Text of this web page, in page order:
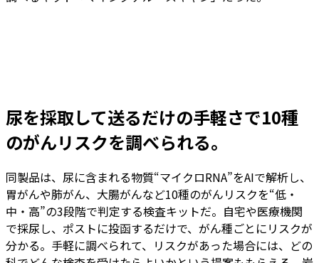
尿を採取して送るだけの手軽さで10種
のがんリスクを調べられる。
同製品は、尿に含まれる物質“マイクロRNA”をAIで解析し、
胃がんや肺がん、大腸がんなど10種のがんリスクを“低・
中・高”の3段階で判定する検査キットだ。自宅や医療機関
で採尿し、ポストに投函するだけで、がん種ごとにリスクが
分かる。手軽に調べられて、リスクがあった場合には、どの